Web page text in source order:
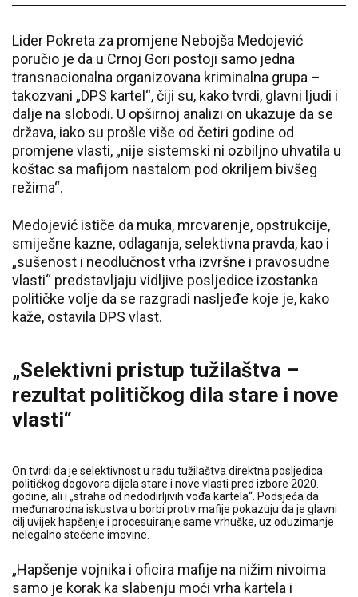
Lider Pokreta za promjene Nebojša Medojević
poručio je da u Crnoj Gori postoji samo jedna
transnacionalna organizovana kriminalna grupa –
takozvani „DPS kartel“, čiji su, kako tvrdi, glavni ljudi i
dalje na slobodi. U opširnoj analizi on ukazuje da se
država, iako su prošle više od četiri godine od
promjene vlasti, „nije sistemski ni ozbiljno uhvatila u
koštac sa mafijom nastalom pod okriljem bivšeg
režima“.
Medojević ističe da muka, mrcvarenje, opstrukcije,
smiješne kazne, odlaganja, selektivna pravda, kao i
„sušenost i neodlučnost vrha izvršne i pravosudne
vlasti“ predstavljaju vidljive posljedice izostanka
političke volje da se razgradi nasljeđe koje je, kako
kaže, ostavila DPS vlast.
„Selektivni pristup tužilaštva –
rezultat političkog dila stare i nove
vlasti“
On tvrdi da je selektivnost u radu tužilaštva direktna posljedica
političkog dogovora dijela stare i nove vlasti pred izbore 2020.
godine, ali i „straha od nedodirljivih vođa kartela“. Podsjeća da
međunarodna iskustva u borbi protiv mafije pokazuju da je glavni
cilj uvijek hapšenje i procesuiranje same vrhuške, uz oduzimanje
nelegalno stečene imovine.
„Hapšenje vojnika i oficira mafije na nižim nivoima
samo je korak ka slabenju moći vrha kartela i